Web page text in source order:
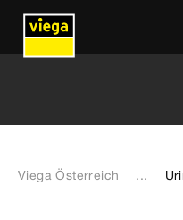
Viega Österreich ...